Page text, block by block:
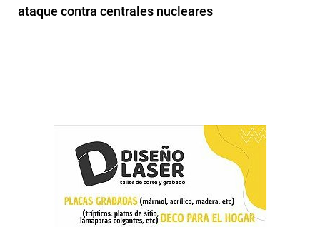
ataque contra centrales nucleares